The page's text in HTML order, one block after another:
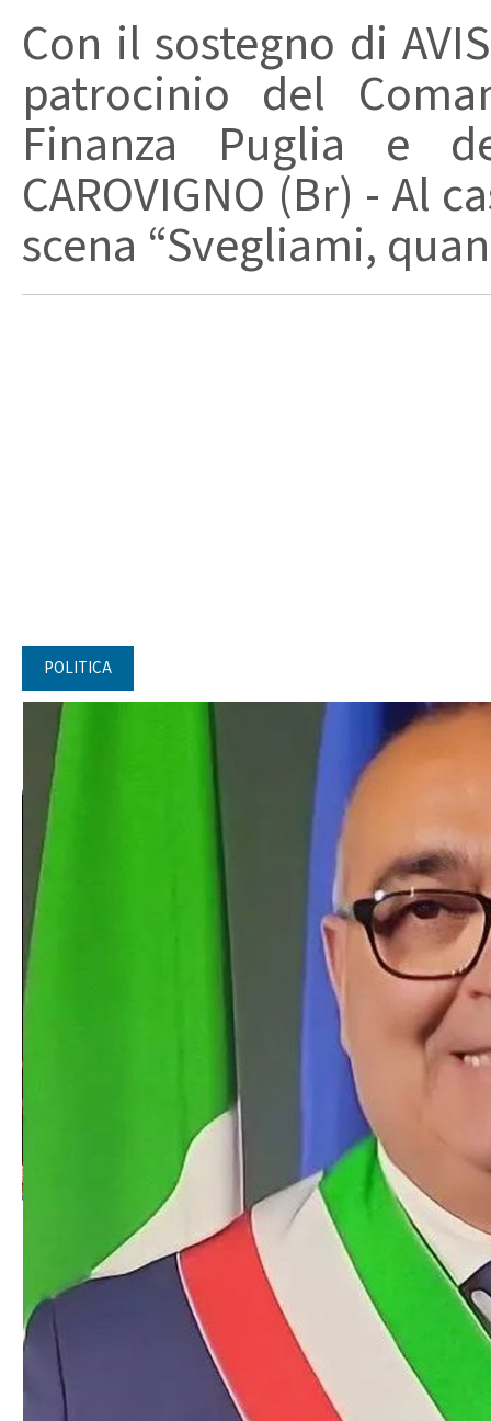
Con il sostegno di
patrocinio del
Finanza Puglia e
CAROVIGNO (Br) - Al
scena “Svegliami,
POLITICA